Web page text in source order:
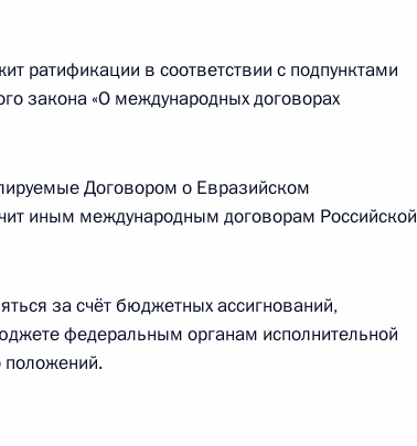
безопасности России и защите
Турции
ратификации в соответствии с подпунктами
закона «О международных договорах
Договором о Евразийском
иным международным договорам Российской
за счёт бюджетных ассигнований,
федеральным органам исполнительной
положений.